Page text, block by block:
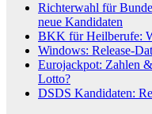
Richterwahl für
neue Kandidaten
BKK für Heilberufe:
Windows: Release-
Eurojackpot: Zahlen
Lotto?
DSDS Kandidaten: